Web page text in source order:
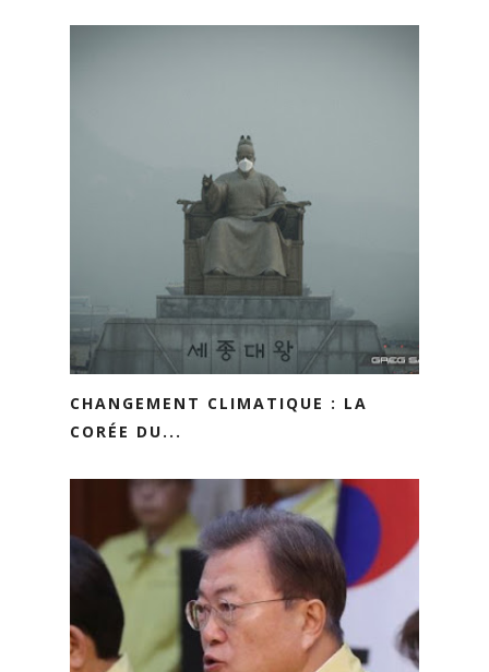
CHANGEMENT CLIMATIQUE : LA
CORÉE DU...